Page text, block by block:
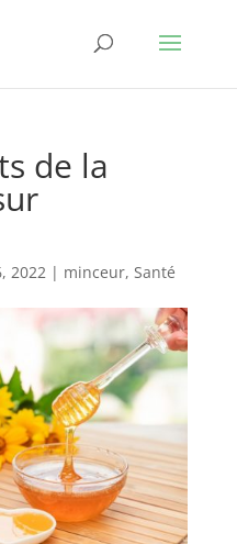
de la
2022| minceur, Santé